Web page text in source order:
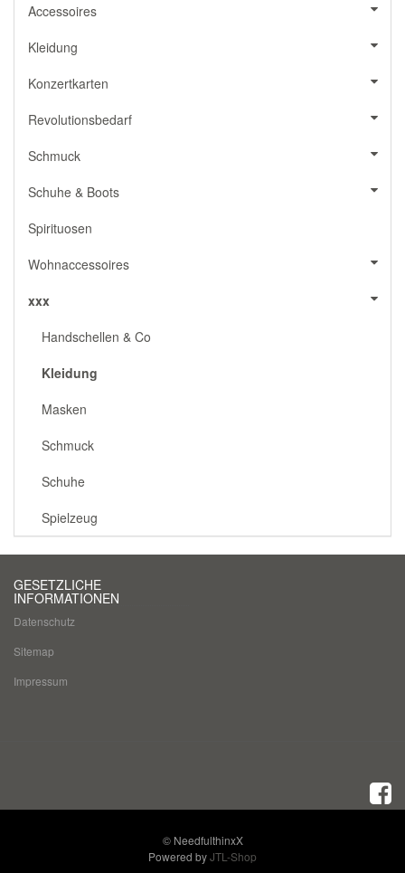
Accessoires
Kleidung
Konzertkarten
Revolutionsbedarf
Schmuck
Schuhe & Boots
Spirituosen
Wohnaccessoires
xxx
Handschellen & Co
Kleidung
Masken
Schmuck
Schuhe
Spielzeug
GESETZLICHE
INFORMATIONEN
Datenschutz
Sitemap
Impressum
© NeedfulthinxX
Powered byJTL-Shop